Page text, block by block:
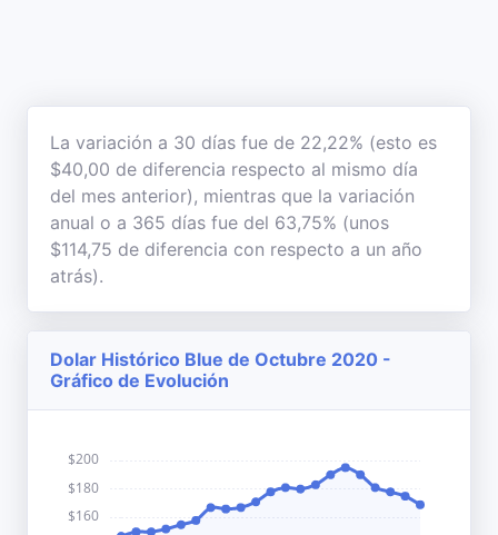
La variación a 30 días fue de 22,22% (esto es
$40,00 de diferencia respecto al mismo día
del mes anterior), mientras que la variación
anual o a 365 días fue del 63,75% (unos
$114,75 de diferencia con respecto a un año
atrás).
Dolar Histórico Blue de Octubre 2020 -
Gráfico de Evolución